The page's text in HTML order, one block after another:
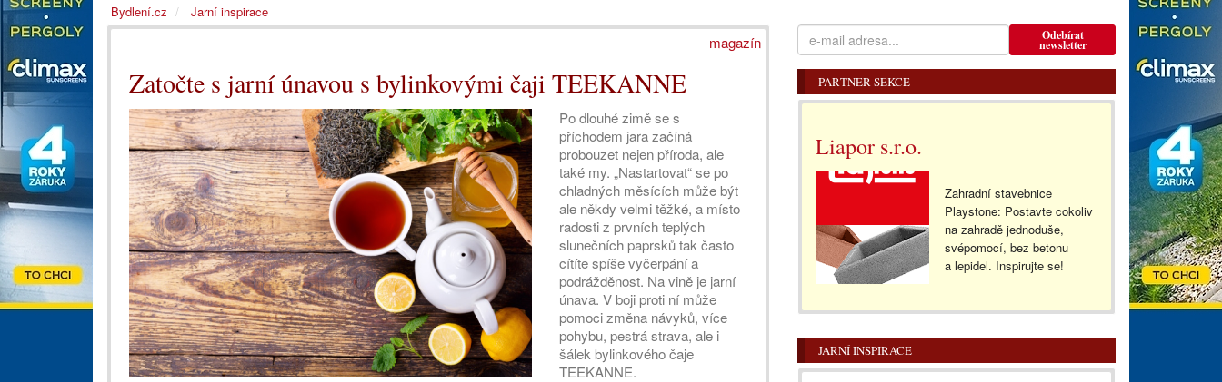
magazín
Zatočte s jarní únavou s bylinkovými čaji TEEKANNE
Po dlouhé zimě se s
příchodem jara začíná
probouzet nejen příroda, ale
také my. „Nastartovat“ se po
chladných měsících může být
ale někdy velmi těžké, a místo
radosti z prvních teplých
slunečních paprsků tak často
cítíte spíše vyčerpání a
podrážděnost. Na vině je jarní
únava. V boji proti ní může
pomoci změna návyků, více
pohybu, pestrá strava, ale i
šálek bylinkového čaje
TEEKANNE.
Odebírat
newsletter
PARTNER SEKCE
Liapor s.r.o.
Zahradní stavebnice
Playstone: Postavte cokoliv
na zahradě jednoduše,
svépomocí, bez betonu
a lepidel. Inspirujte se!
JARNÍ INSPIRACE
Bydlení.cz Jarní inspirace